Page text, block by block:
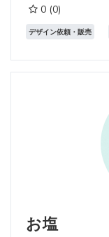
0 (0)
デザイン依頼・販売
お塩